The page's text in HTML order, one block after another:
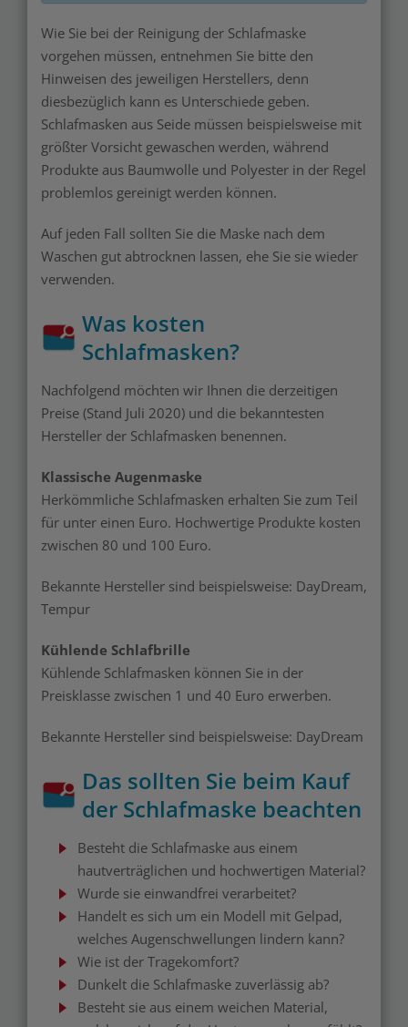
Wie Sie bei der Reinigung der Schlafmaske
vorgehen müssen, entnehmen Sie bitte den
Hinweisen des jeweiligen Herstellers, denn
diesbezüglich kann es Unterschiede geben.
Schlafmasken aus Seide müssen beispielsweise mit
größter Vorsicht gewaschen werden, während
Produkte aus Baumwolle und Polyester in der Regel
problemlos gereinigt werden können.
Auf jeden Fall sollten Sie die Maske nach dem
Waschen gut abtrocknen lassen, ehe Sie sie wieder
verwenden.
Was kosten
Schlafmasken?
Nachfolgend möchten wir Ihnen die derzeitigen
Preise (Stand Juli 2020) und die bekanntesten
Hersteller der Schlafmasken benennen.
Klassische Augenmaske
Herkömmliche Schlafmasken erhalten Sie zum Teil
für unter einen Euro. Hochwertige Produkte kosten
zwischen 80 und 100 Euro.
Bekannte Hersteller sind beispielsweise: DayDream,
Tempur
Kühlende Schlafbrille
Kühlende Schlafmasken können Sie in der
Preisklasse zwischen 1 und 40 Euro erwerben.
Bekannte Hersteller sind beispielsweise: DayDream
Das sollten Sie beim Kauf
der Schlafmaske beachten
Besteht die Schlafmaske aus einem
hautverträglichen und hochwertigen Material?
Wurde sie einwandfrei verarbeitet?
Handelt es sich um ein Modell mit Gelpad,
welches Augenschwellungen lindern kann?
Wie ist der Tragekomfort?
Dunkelt die Schlafmaske zuverlässig ab?
Besteht sie aus einem weichen Material,